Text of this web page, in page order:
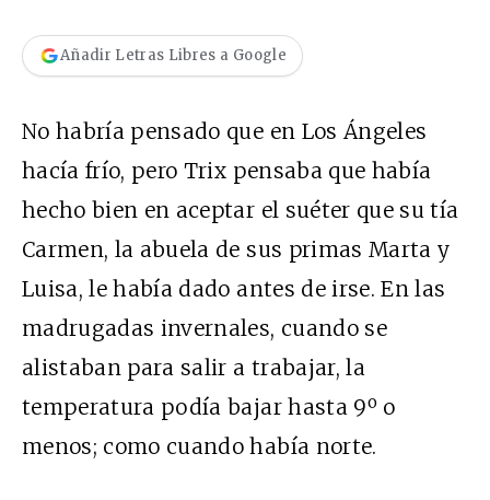
Añadir Letras Libres a Google
No habría pensado que en Los Ángeles
hacía frío, pero Trix pensaba que había
hecho bien en aceptar el suéter que su tía
Carmen, la abuela de sus primas Marta y
Luisa, le había dado antes de irse. En las
madrugadas invernales, cuando se
alistaban para salir a trabajar, la
temperatura podía bajar hasta 9º o
menos; como cuando había norte.